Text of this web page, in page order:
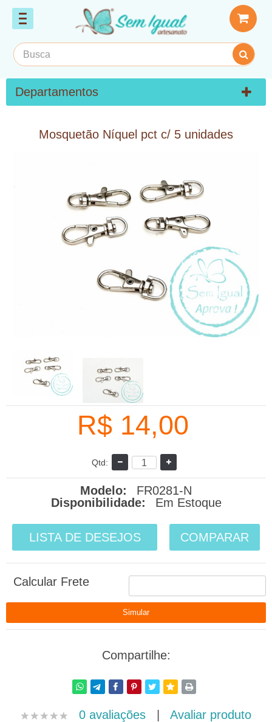
Departamentos
Mosquetão Níquel pct c/ 5 unidades
R$ 14,00
Qtd:
Modelo:
FR0281-N
Disponibilidade:
Em Estoque
LISTA DE DESEJOS COMPARAR
Calcular Frete
Compartilhe:
0 avaliações | Avaliar produto